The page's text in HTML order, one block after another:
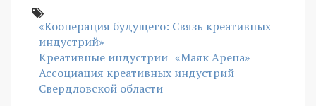
«Кооперация будущего: Связь креативных
индустрий»
Креативные индустрии «Маяк Арена»
Ассоциация креативных индустрий
Свердловской области